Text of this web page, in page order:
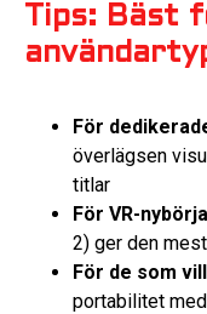
Tips: Bäst
För
överlägsen
titlar
För VR-
2) ger den
För de som
portabilitet